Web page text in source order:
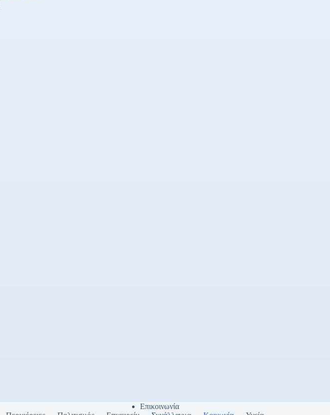
Επικοινωνία